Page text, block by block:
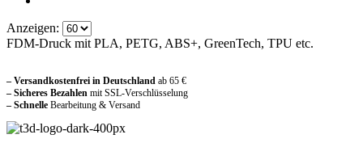
Anzeigen:
FDM-Druck mit PLA, PETG, ABS+, GreenTech, TPU etc.
– Versandkostenfrei in Deutschland ab 65 €
– Sicheres Bezahlen mit SSL-Verschlüsselung
– Schnelle Bearbeitung & Versand